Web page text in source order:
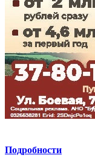
Подробности